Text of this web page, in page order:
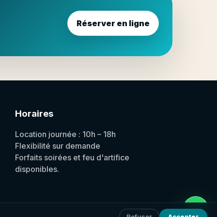
Réserver en ligne
Horaires
Location journée : 10h – 18h
Flexibilité sur demande
Forfaits soirées et feu d'artifice
disponibles.
Confidentialité À propos